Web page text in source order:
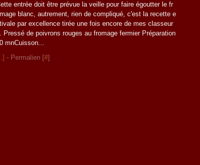
entrée doit être prévue la veille pour faire égoutter le fr
blanc, autrement, rien de compliqué, c'est la recette e
par excellence tirée une fois encore de mes classeur
Pressé de poivrons rouges au fromage fermier Préparation
mnCuisson...
] - Permalien [#]